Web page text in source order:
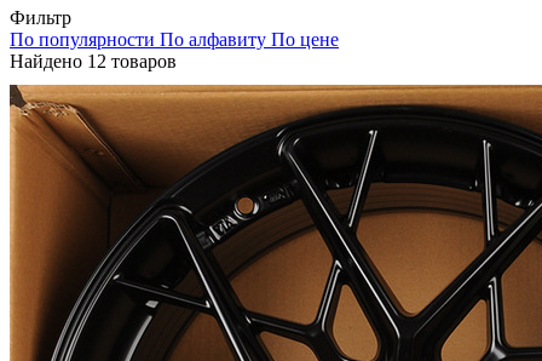
Фильтр
По популярности По алфавиту По цене
Найдено 12 товаров